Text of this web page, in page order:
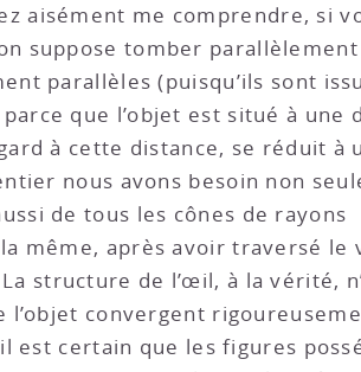
aisément me comprendre, si
suppose tomber
parallèles (puisqu’ils sont
que l’objet est situé à une
à cette distance, se réduit à
nous avons besoin non
de tous les cônes de rayons
même, après avoir traversé le
structure de l’œil, à la vérité,
convergent
est certain que les figures